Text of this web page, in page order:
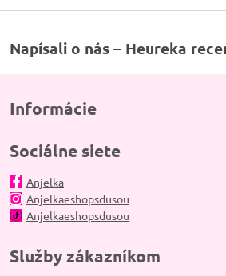
Napísali o nás – Heureka
Informácie
Sociálne siete
Anjelka
Anjelkaeshopsdusou
Anjelkaeshopsdusou
Služby zákazníkom